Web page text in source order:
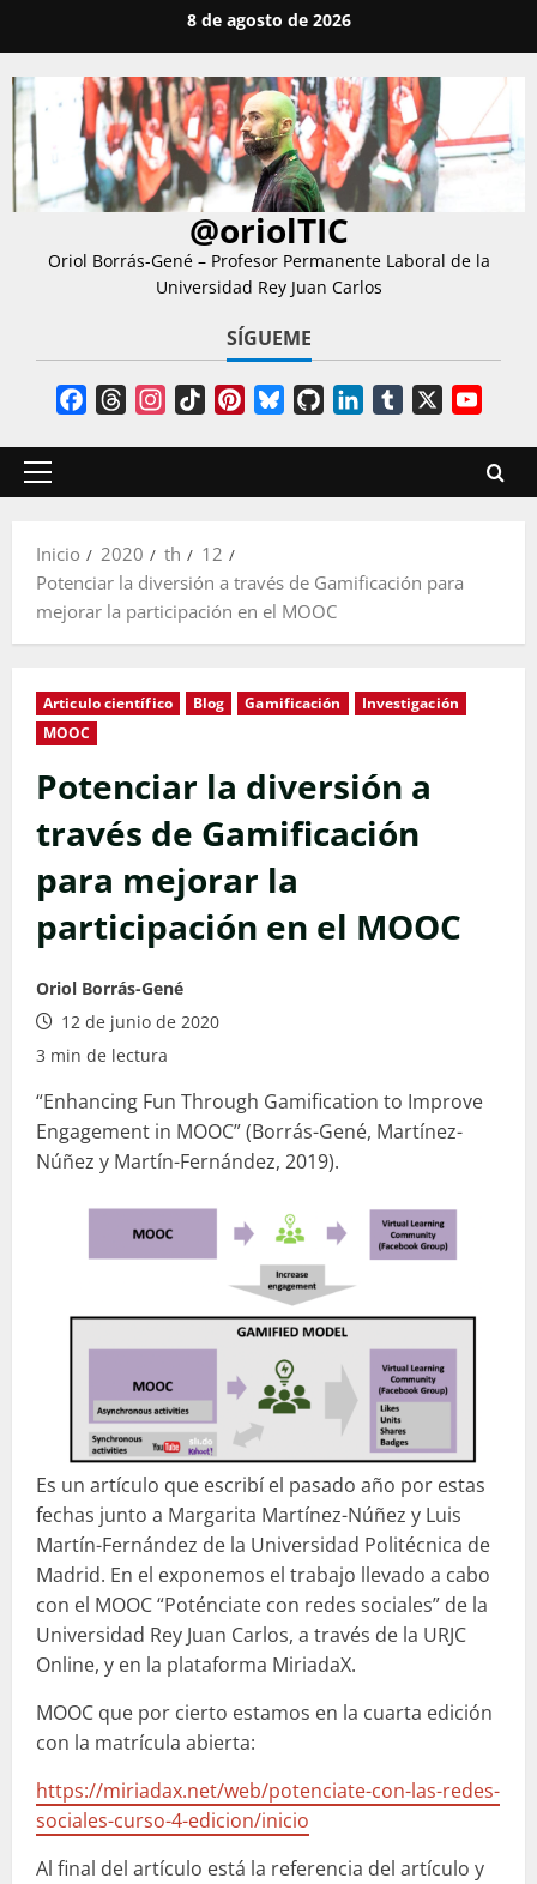
contenido
8 de agosto de 2026
@oriolTIC
Oriol Borrás-Gené – Profesor Permanente Laboral de la
Universidad Rey Juan Carlos
SÍGUEME
FacebookThreadsInstagram
TikTokPinterestBlueskyGitHubLinkedInTumblr
Menú
Inicio
2020 th
12
Potenciar la diversión a través de Gamificación para
mejorar la participación en el MOOC
Articulo científico Blog Gamificación
Investigación
MOOC
Potenciar la diversión a
través de Gamificación
para mejorar la
participación en el MOOC
Oriol Borrás-Gené
12 de junio de 2020
3 min de lectura
“Enhancing Fun Through Gamification to Improve
Engagement in MOOC” (Borrás-Gené, Martínez-
Núñez y Martín-Fernández, 2019).
Es un artículo que escribí el pasado año por estas
fechas junto a Margarita Martínez-Núñez y Luis
Martín-Fernández de la Universidad Politécnica de
Madrid. En el exponemos el trabajo llevado a cabo
con el MOOC “Poténciate con redes sociales” de la
Universidad Rey Juan Carlos, a través de la URJC
Online, y en la plataforma MiriadaX.
MOOC que por cierto estamos en la cuarta edición
con la matrícula abierta:
https://miriadax.net/web/potenciate-con-las-redes-
sociales-curso-4-edicion/inicio
Al final del artículo está la referencia del artículo y